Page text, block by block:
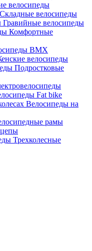
велосипеды
Складные велосипеды
Гравийные велосипеды
Комфортные
BMX
велосипеды
Подростковые
Fat bike
Велосипеды на
рамы
Трехколесные